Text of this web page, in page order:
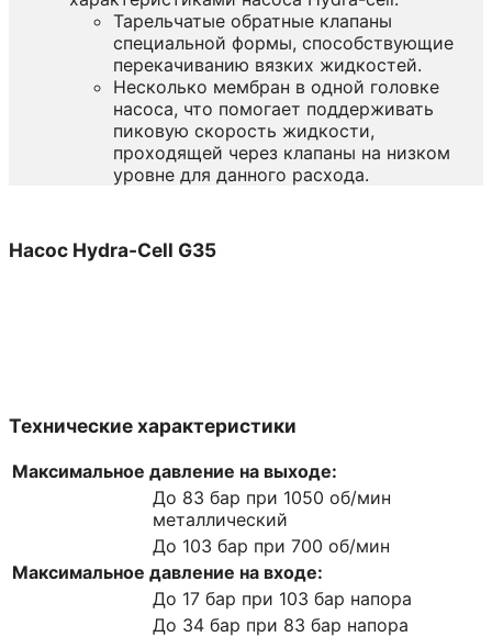
Тарельчатые обратные клапаны
специальной формы, способствующие
перекачиванию вязких жидкостей.
Несколько мембран в одной головке
насоса, что помогает поддерживать
пиковую скорость жидкости,
проходящей через клапаны на низком
уровне для данного расхода.
Насос Hydra-Cell G35
Технические характеристики
Максимальное давление на выходе:
До 83 бар при 1050 об/мин
металлический
До 103 бар при 700 об/мин
Максимальное давление на входе:
До 17 бар при 103 бар напора
До 34 бар при 83 бар напора